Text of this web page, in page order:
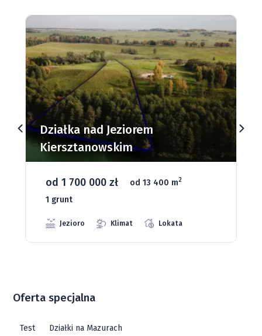
Działki budowlane nad Jeziorem
Dąbrowa Mała
od 93 280 zł od 1075 m2 66 grunt
Oferta specjalna
Test Działki na Mazurach